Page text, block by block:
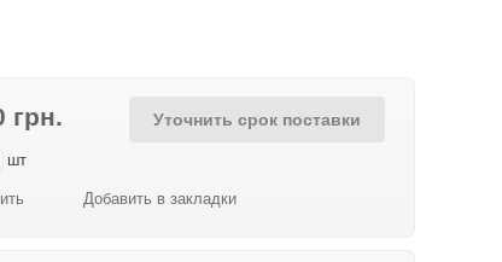
грн.
шт
Уточнить срок поставки
Добавить в закладки